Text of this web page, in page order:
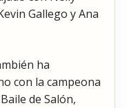
Gallego y Ana
ha
con la campeona
de Salón,